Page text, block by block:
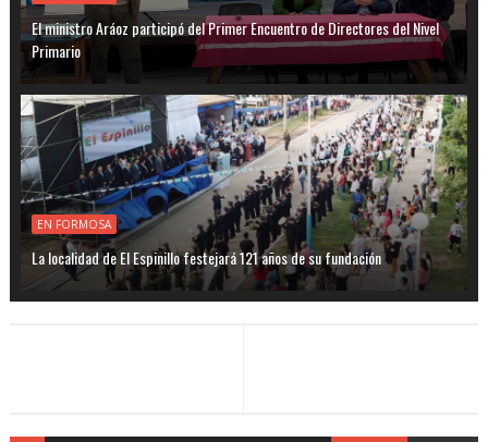
El ministro Aráoz participó del Primer Encuentro de Directores del Nivel
Primario
EN FORMOSA
La localidad de El Espinillo festejará 121 años de su fundación